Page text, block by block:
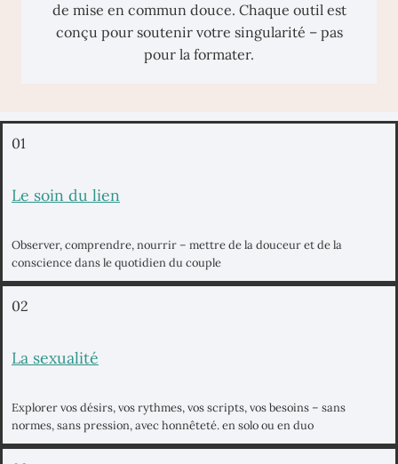
de mise en commun douce. Chaque outil est
conçu pour soutenir votre singularité – pas
pour la formater.
01
Le soin du lien
Observer, comprendre, nourrir – mettre de la douceur et de la
conscience dans le quotidien du couple
02
La sexualité
Explorer vos désirs, vos rythmes, vos scripts, vos besoins – sans
normes, sans pression, avec honnêteté. en solo ou en duo